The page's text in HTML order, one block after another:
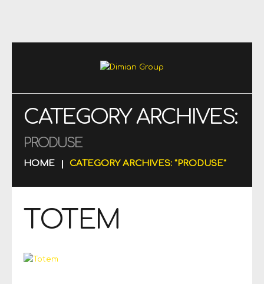
CATEGORY ARCHIVES:
PRODUSE
HOME CATEGORY ARCHIVES: "PRODUSE"
TOTEM